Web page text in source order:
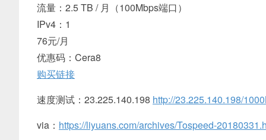
流量：2.5 TB / 月（100Mbps端口）
IPv4：1
76元/月
优惠码：Cera8
购买链接
速度测试：23.225.140.198 http://23.225.140.198/
via： https://liyuans.com/archives/Tospeed-